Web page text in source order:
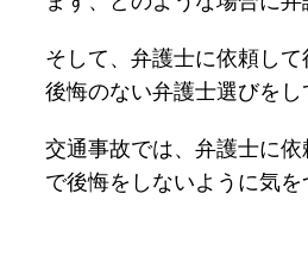
そして、弁護士に依頼し
後悔のない弁護士選びをし
交通事故では、弁護士に
で後悔をしないように気を